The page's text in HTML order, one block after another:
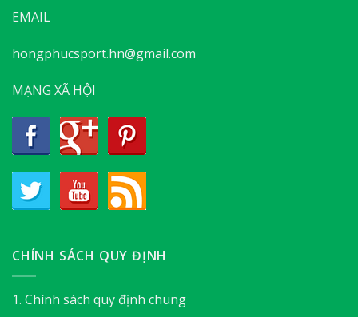
EMAIL
hongphucsport.hn@gmail.com
MẠNG XÃ HỘI
CHÍNH SÁCH QUY ĐỊNH
1. Chính sách quy định chung